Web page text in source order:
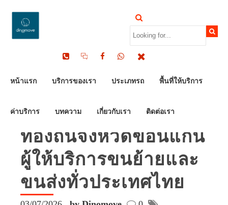
หน้าแรก บริการของเรา ประเภทรถ พื้นที่ให้บริการ
ค่าบริการ บทความ เกี่ยวกับเรา ติดต่อเรา
(DINOMOVE) | ธุรกิจ
ท้องถิ่นจังหวัดขอนแก่น
ผู้ให้บริการขนย้ายและ
ขนส่งทั่วประเทศไทย